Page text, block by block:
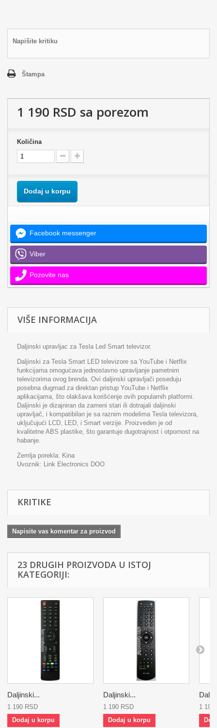
Napišite kritiku
Štampa
1 190 RSD sa porezom
Količina
Dodaj u korpu
Facebook messenger
Viber
Pozovite nas
VIŠE INFORMACIJA
Daljinski upravljac za Tesla Led Smart televizor.
Daljinski za Tesla Smart LED televizore sa YouTube i Netflix
funkcijama omogućava jednostavno upravljanje pametnim
televizorima ovog brenda. Ovi daljinski upravljači poseduju
posebna dugmad za direktan pristup YouTube i Netflix
aplikacijama, što olakšava korišćenje ovih popularnih platformi.
Daljinski je dizajniran da zameni stari ili dotrajali daljinski
upravljač, i kompatibilan je sa raznim modelima Tesla televizora,
uključujući LCD, LED, i Smart verzije. Proizveden je od
kvalitetne ABS plastike, što garantuje dugotrajnost i otpornost na
habanje.
Zemlja porekla: Kina
Uvoznik: Link Electronics DOO
KRITIKE
Napisite vas komentar za proizvod
23 DRUGIH PROIZVODA U ISTOJ
KATEGORIJI:
Daljinski...
1 190 RSD
Dodaj u korpu
Daljinski...
1 190 RSD
Dodaj u korpu
1 190